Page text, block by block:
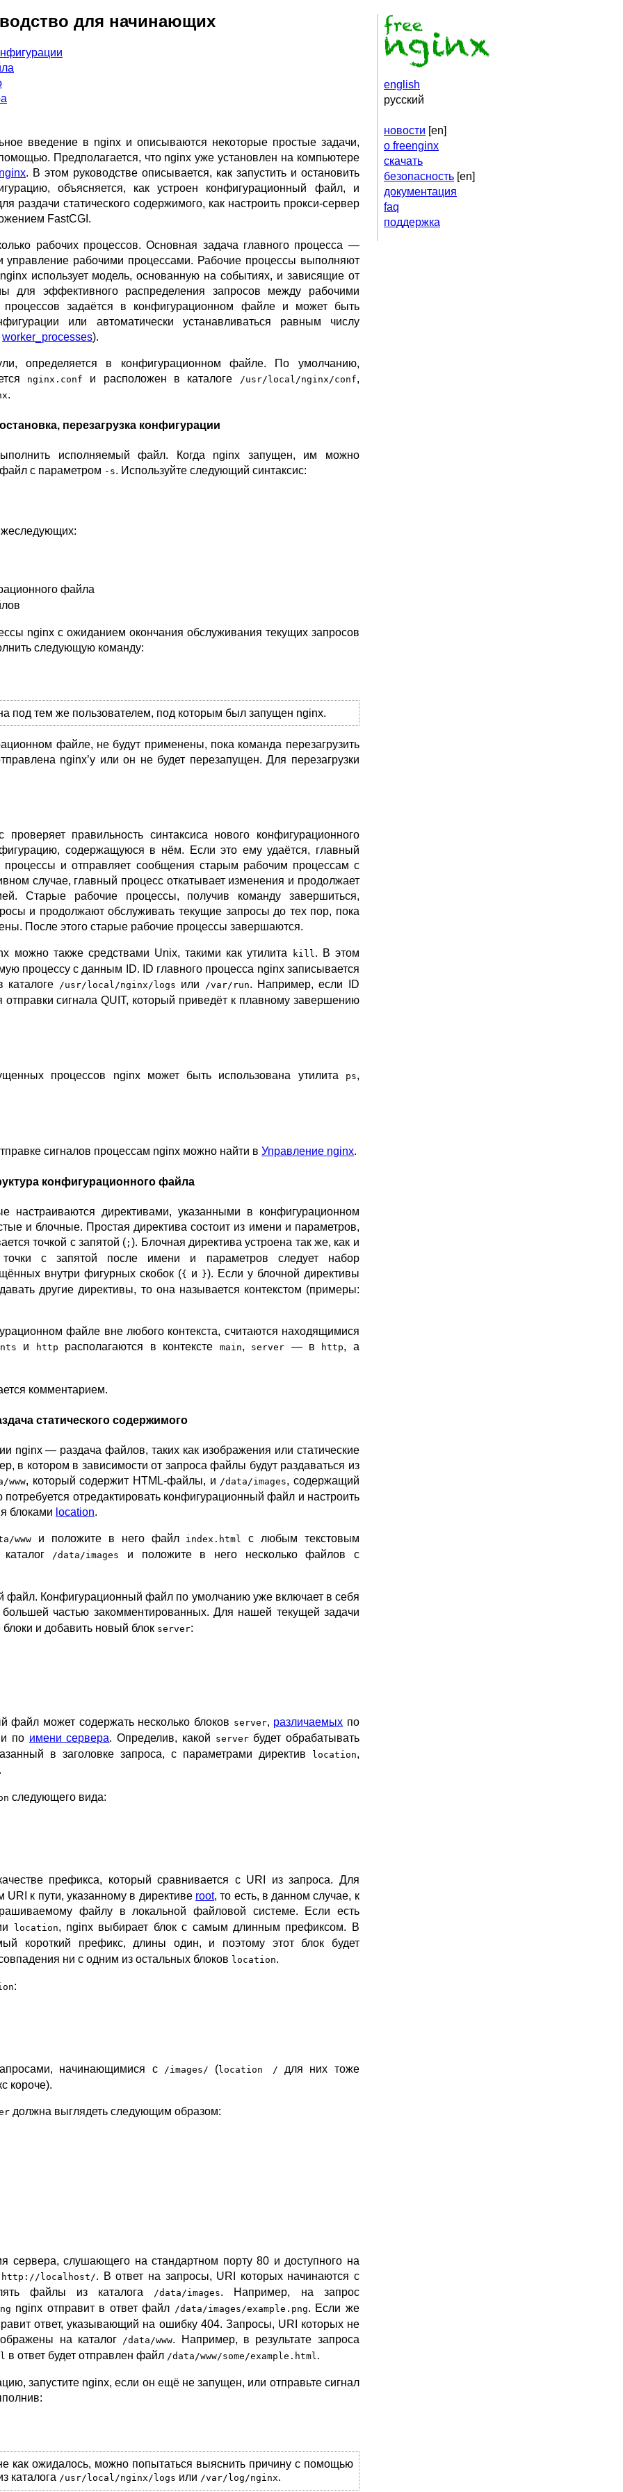
english
русский
новости [en]
о freenginx
скачать
безопасность [en]
документация
faq
поддержка
для начинающих
введение в nginx и описываются некоторые простые задачи,
Предполагается, что nginx уже установлен на компьютере
. В этом руководстве описывается, как запустить и остановить
объясняется, как устроен конфигурационный файл, и
раздачи статического содержимого, как настроить прокси-сервер
FastCGI.
рабочих процессов. Основная задача главного процесса —
управление рабочими процессами. Рабочие процессы выполняют
использует модель, основанную на событиях, и зависящие от
для эффективного распределения запросов между рабочими
процессов задаётся в конфигурационном файле и может быть
или автоматически устанавливаться равным числу
worker_processes).
определяется в конфигурационном файле. По умолчанию,
nginx.conf и расположен в каталоге /usr/local/nginx/conf,
.
перезагрузка конфигурации
исполняемый файл. Когда nginx запущен, им можно
с параметром -s. Используйте следующий синтаксис:
файла
nginx с ожиданием окончания обслуживания текущих запросов
следующую команду:
под тем же пользователем, под которым был запущен nginx.
файле, не будут применены, пока команда перезагрузить
nginx’у или он не будет перезапущен. Для перезагрузки
правильность синтаксиса нового конфигурационного
содержащуюся в нём. Если это ему удаётся, главный
процессы и отправляет сообщения старым рабочим процессам с
случае, главный процесс откатывает изменения и продолжает
Старые рабочие процессы, получив команду завершиться,
и продолжают обслуживать текущие запросы до тех пор, пока
После этого старые рабочие процессы завершаются.
можно также средствами Unix, такими как утилита kill. В этом
процессу с данным ID. ID главного процесса nginx записывается
/usr/local/nginx/logs или /var/run. Например, если ID
отправки сигнала QUIT, который приведёт к плавному завершению
процессов nginx может быть использована утилита ps,
сигналов процессам nginx можно найти в Управление nginx.
конфигурационного файла
настраиваются директивами, указанными в конфигурационном
и блочные. Простая директива состоит из имени и параметров,
точкой с запятой ( ; ). Блочная директива устроена так же, как и
с запятой после имени и параметров следует набор
внутри фигурных скобок ({ и }). Если у блочной директивы
другие директивы, то она называется контекстом (примеры:
файле вне любого контекста, считаются находящимися
и http располагаются в контексте main, server — в http, а
комментарием.
статического содержимого
nginx — раздача файлов, таких как изображения или статические
в котором в зависимости от запроса файлы будут раздаваться из
www, который содержит HTML-файлы, и /data/images, содержащий
отредактировать конфигурационный файл и настроить
блоками location.
www и положите в него файл index.html
с любым текстовым
/data/images и положите в него несколько файлов с
файл. Конфигурационный файл по умолчанию уже включает в себя
большей частью закомментированных. Для нашей текущей задачи
и добавить новый блок server:
файл может содержать несколько блоков server, различаемых по
по имени сервера. Определив, какой serverбудет обрабатывать
в заголовке запроса, с параметрами директив
location,
следующего вида:
префикса, который сравнивается с URI из запроса. Для
к пути, указанному в директиве root, то есть, в данном случае, к
файлу в локальной файловой системе. Если есть
location, nginx выбирает блок с самым длинным префиксом. В
короткий префикс, длины один, и поэтому этот блок будет
ни с одним из остальных блоков location.
:
начинающимися с /images/ (location /
для них тоже
короче).
должна выглядеть следующим образом:
сервера, слушающего на стандартном порту 80 и доступного на
http://localhost/. В ответ на запросы, URI которых начинаются с
файлы из каталога
/data/images. Например, на запрос
nginx отправит в ответ файл /data/images/example.png. Если же
ответ, указывающий на ошибку 404. Запросы, URI которых не
на каталог /data/www. Например, в результате запроса
в ответ будет отправлен файл /data/www/some/example.html.
запустите nginx, если он ещё не запущен, или отправьте сигнал
как ожидалось, можно попытаться выяснить причину с помощью
каталога /usr/local/nginx/logs или /var/log/nginx.